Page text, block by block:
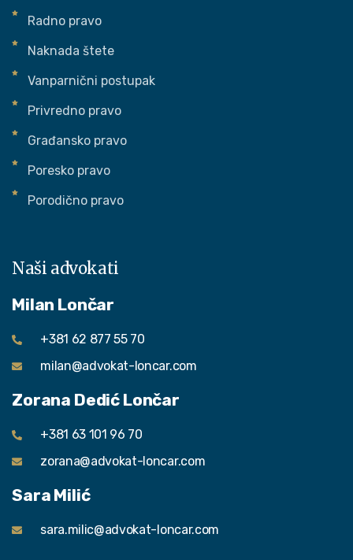
Radno pravo
Naknada štete
Vanparnični postupak
Privredno pravo
Građansko pravo
Poresko pravo
Porodično pravo
Naši advokati
Milan Lončar
+381 62 877 55 70
milan@advokat-loncar.com
Zorana Dedić Lončar
+381 63 101 96 70
zorana@advokat-loncar.com
Sara Milić
sara.milic@advokat-loncar.com